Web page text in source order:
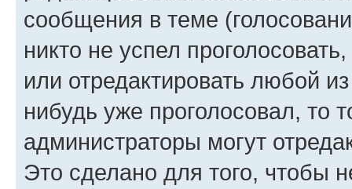
сообщения в теме
никто не успел
или отредактировать любой
нибудь уже проголосовал, то
администраторы могут
Это сделано для того, чтобы